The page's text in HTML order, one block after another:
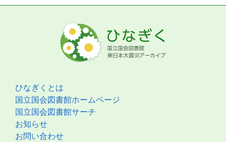
ひなぎくとは
国立国会図書館ホームページ
国立国会図書館サーチ
お知らせ
お問い合わせ